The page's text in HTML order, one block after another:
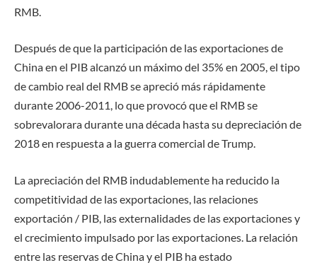
RMB.
Después de que la participación de las exportaciones de
China en el PIB alcanzó un máximo del 35% en 2005, el tipo
de cambio real del RMB se apreció más rápidamente
durante 2006-2011, lo que provocó que el RMB se
sobrevalorara durante una década hasta su depreciación de
2018 en respuesta a la guerra comercial de Trump.
La apreciación del RMB indudablemente ha reducido la
competitividad de las exportaciones, las relaciones
exportación / PIB, las externalidades de las exportaciones y
el crecimiento impulsado por las exportaciones. La relación
entre las reservas de China y el PIB ha estado